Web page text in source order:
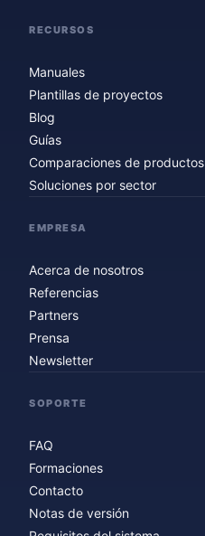
RECURSOS
Manuales
Plantillas de proyectos
Blog
Guías
Comparaciones de productos
Soluciones por sector
EMPRESA
Acerca de nosotros
Referencias
Partners
Prensa
Newsletter
SOPORTE
FAQ
Formaciones
Contacto
Notas de versión